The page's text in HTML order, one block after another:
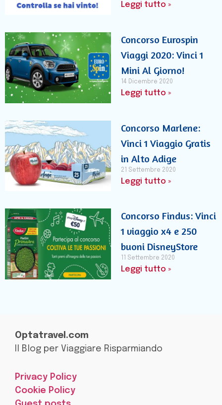
Leggi tutto »
Concorso Eurospin
Viaggi 2020: Vinci 1
Mini Al Giorno!
14 Dicembre 2020
Leggi tutto »
Concorso Marlene:
Vinci 1 Viaggio Gratis
in Alto Adige
21 Settembre 2020
Leggi tutto »
Concorso Findus: Vinci
1 viaggio x4 e 250
buoni DisneyStore
11 Settembre 2020
Leggi tutto »
Optatravel.com
Il Blog per Viaggiare Risparmiando
Privacy Policy
Cookie Policy